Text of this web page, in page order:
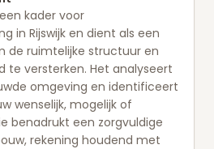
kader voor
in Rijswijk en dient als een
de ruimtelijke structuur en
te versterken. Het analyseert
omgeving en identificeert
wenselijk, mogelijk of
benadrukt een zorgvuldige
rekening houdend met